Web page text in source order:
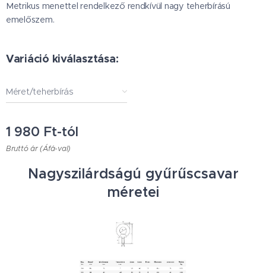
Metrikus menettel rendelkező rendkívül nagy teherbírású
emelőszem.
Variáció kiválasztása:
Méret/teherbírás
1 980 Ft-tól
Bruttó ár (Áfá-val)
Nagyszilárdságú gyűrűscsavar
méretei